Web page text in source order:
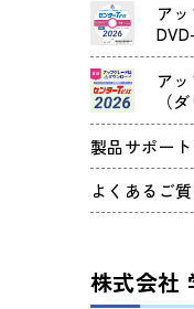
ア
ア
（
製品サポー
よくあるご質
株式会社